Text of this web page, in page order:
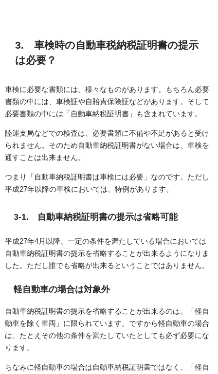
3. 車検時の自動車税納税証明書の提示
は必要？
車検に必要な書類には、様々なものがあります。もちろん必要
書類の中には、車検証や自賠責保険証などがあります。そして
必要書類の中には「自動車納税証明書」も含まれています。
陸運支局などでの検査は、必要書類に不備や不足があると受け
られません。そのため自動車納税証明書がない場合は、車検を
通すことは出来ません。
つまり「自動車納税証明書は車検には必要」なのです。ただし
平成27年以降の車検においては、特例があります。
3-1. 自動車納税証明書の提示は省略可能
平成27年4月以降、一定の条件を満たしている場合においては
自動車納税証明書の提示を省略することが出来るようになりま
した。ただし誰でも省略が出来るということではありません。
軽自動車の場合は対象外
自動車納税証明書の提示を省略することが出来るのは、「軽自
動車を除く車両」に限られています。ですから軽自動車の場合
は、たとえその他の条件を満たしていたとしても必ず必要にな
ります。
ちなみに軽自動車の場合は自動車納税証明書ではなく、「軽自